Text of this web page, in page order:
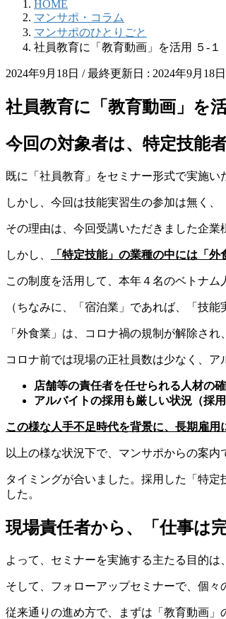
HOME
マンサポ・コラム
マンサポのひとりごと
社員教育に「教育動画」を活用 ５-１
2024年9月18日 / 最終更新日 : 2024年9月18日
社員教育に「教育動画」を
今回の対象者は、 特定技能
既に「社員教育」をセミナー形式で実施い
しかし、今回は技能実習生の参加は無く
その理由は、今回受講いただきました企業
しかし、 「特定技能」の業種の中には「外
この制度を活用して、本年４名のベトナム
（ちなみに、「宿泊業」であれば、「技能
「外食業」は、コロナ禍の規制が解除さ
コロナ前では現場の正社員数は少なく、ア
店舗等の責任者を任せられる人材の
アルバイトの採用も厳しい状況（採
この様な人手不足時代を背景に、長期雇
以上の様な状況下で、マンサポからの案
タイミングが合いました。採用した「特
した。
現場責任者から、「仕事は
よって、セミナーを実施する主たる目的は
そして、フォローアップセミナーで、個々
従来通りの進め方で、まずは「教育動画」